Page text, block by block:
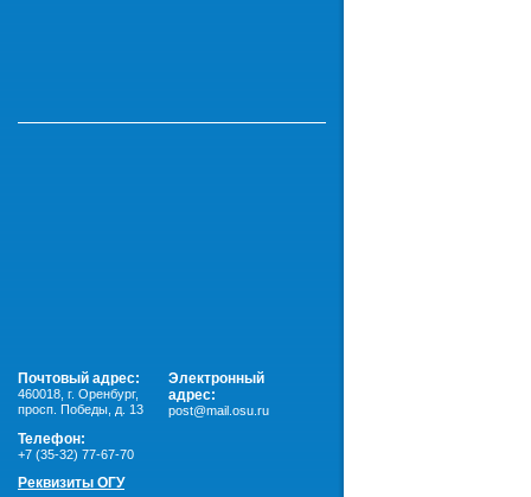
Почтовый адрес:
460018 г. Оренбург,
просп. Победы, д. 13
Электронный
адрес:
post@mail.osu.ru
Телефон:
+7 (35-32) 77-67-70
Реквизиты ОГУ